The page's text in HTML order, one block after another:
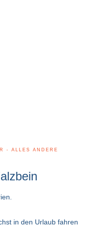
- ALLES ANDERE
in den Urlaub fahren